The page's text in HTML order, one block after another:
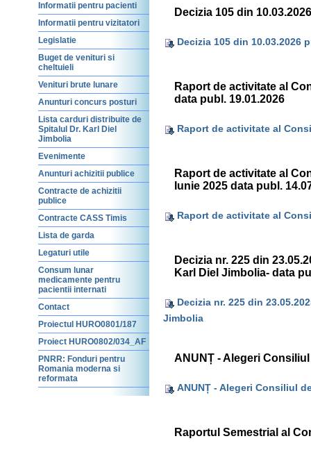
Decizia 105 din
Decizia 105 din
Raport de activitate al
data publ. 19.01.2026
Raport de activitate al
Raport de activitate al
Iunie 2025 data publ.
Raport de activitate al
Decizia nr. 225 din
Karl Diel Jimbolia- data
Decizia nr. 225 din
Jimbolia
ANUNȚ - Alegeri
ANUNȚ - Alegeri Consiliul
Raportul Semestrial al
Informatii pentru pacienti
Informatii pentru vizitatori
Legislatie
Buget de venituri si
cheltuieli
Venituri brute lunare
Anunturi concurs posturi
Lista carduri distribuite de
Spitalul Dr. Karl Diel
Jimbolia
Evenimente
Anunturi achizitii publice
Contracte de achizitii
publice
Contracte CASS Timis
Lista de garda
Legaturi utile
Consum lunar
medicamente pentru
pacientii internati
Contact
Proiectul HURO0801/187
Proiect HURO0802/034_AF
PNRR: Fonduri pentru
Romania moderna si
reformata